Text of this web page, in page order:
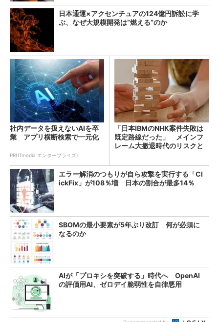
日本通運×アクセンチュアの124億円訴訟に学
ぶ、なぜ大規模開発は“燃える”のか
社内データを扱えないAIを卒
業 アプリ横断検索で一元化
PR(ITmedia エンタープライズ)
「日本IBMのNHK案件失敗は
既定路線だった」 メインフ
レーム大撤退時代のリスクと
エラー解消のつもりが自ら攻撃を実行する「Cl
ickFix」が108％増 日本の割合が最多14％
SBOMの最小要素が5年ぶり改訂 何が必須に
なるのか
AIが「プロキシを突破する」時代へ OpenAI
の評価用AI、ゼロデイ脆弱性を自律悪用